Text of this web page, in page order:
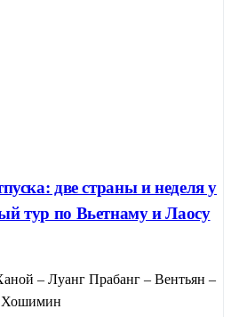
две страны и неделя у
тур по Вьетнаму и Лаосу
– Луанг Прабанг – Вентьян –
Хошимин